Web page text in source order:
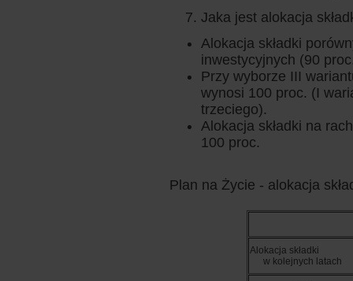
Jaka jest alokacja
Alokacja składki
inwestycyjnych (90
Przy wyborze III
wynosi 100 proc. (I
trzeciego).
Alokacja składki na
100 proc.
Plan na Życie - alokacja
Alokacja składki
w kolejnych latach